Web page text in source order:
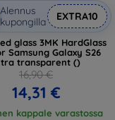
Alennus
kupongilla
EXTRA10
glass 3MK HardGlass
Samsung Galaxy S26
transparent ()
16,90 €
14,31 €
kappale varastossa